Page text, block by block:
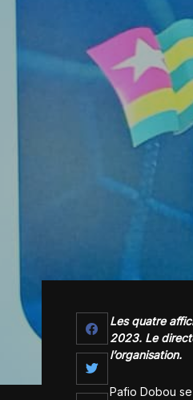
Les quatre
2023. Le
l’organisation.
Pafio Dobou